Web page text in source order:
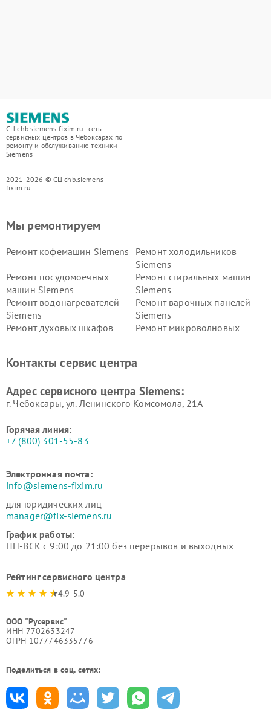
СЦ chb.siemens-fixim.ru - сеть
сервисных центров в Чебоксарах по
ремонту и обслуживанию техники
Siemens
2021-2026 © СЦ chb.siemens-
fixim.ru
Мы ремонтируем
Ремонт кофемашин Siemens
Ремонт холодильников
Siemens
Ремонт посудомоечных
машин Siemens
Ремонт стиральных машин
Siemens
Ремонт водонагревателей
Siemens
Ремонт варочных панелей
Siemens
Ремонт духовых шкафов
Ремонт микроволновых
Siemens
Siemens
Siemens
Siemens
Контакты сервис центра
Адрес сервисного центра Siemens:
г. Чебоксары, ул. Ленинского Комсомола, 21А
Горячая линия:
+7 (800) 301-55-83
Электронная почта:
info@siemens-fixim.ru
для юридических лиц
manager@fix-siemens.ru
График работы:
ПН-ВСК с 9:00 до 21:00 без перерывов и выходных
Рейтинг сервисного центра
4.9-5.0
ООО "Русервис"
ИНН 7702633247
ОГРН 1077746335776
Поделиться в соц. сетях: